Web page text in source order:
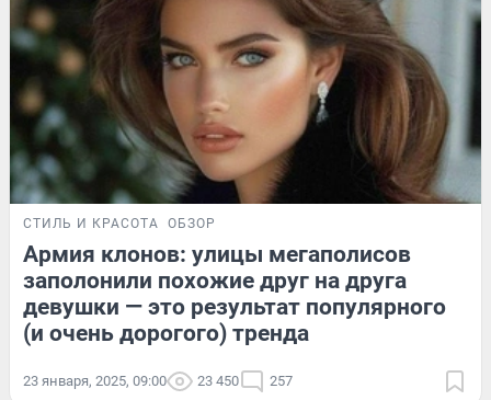
СТИЛЬ И КРАСОТА ОБЗОР
Армия клонов: улицы мегаполисов
заполонили похожие друг на друга
девушки — это результат популярного
(и очень дорогого) тренда
23 января, 2025, 09:00 23 450 257